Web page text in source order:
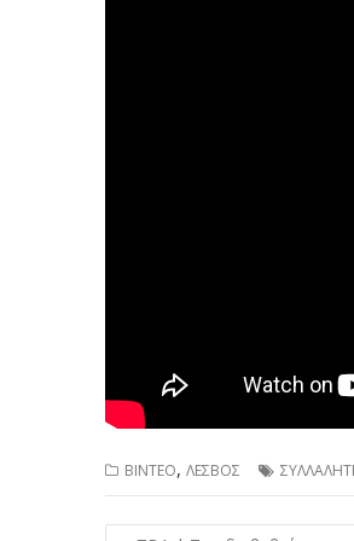
ΒΙΝΤΕΟ, ΛΕΣΒΟΣ